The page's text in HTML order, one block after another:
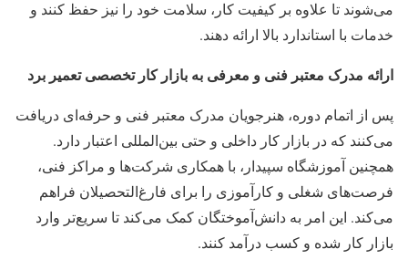
می‌شوند تا علاوه بر کیفیت کار، سلامت خود را نیز حفظ کنند و
خدمات با استاندارد بالا ارائه دهند.
ارائه مدرک معتبر فنی و معرفی به بازار کار تخصصی تعمیر برد
پس از اتمام دوره، هنرجویان مدرک معتبر فنی و حرفه‌ای دریافت
می‌کنند که در بازار کار داخلی و حتی بین‌المللی اعتبار دارد.
همچنین آموزشگاه سپیدار، با همکاری شرکت‌ها و مراکز فنی،
فرصت‌های شغلی و کارآموزی را برای فارغ‌التحصیلان فراهم
می‌کند. این امر به دانش‌آموختگان کمک می‌کند تا سریع‌تر وارد
بازار کار شده و کسب درآمد کنند.